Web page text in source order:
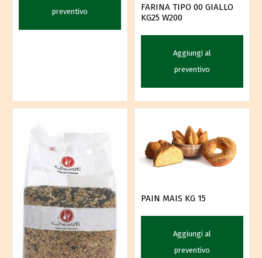
preventivo
FARINA TIPO 00 GIALLO
KG25 W200
Aggiungi al
preventivo
PAIN MAIS KG 15
Aggiungi al
preventivo